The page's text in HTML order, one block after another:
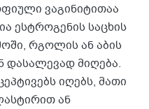
ვაგინიტითაა
ესტროგენის საცხის
რგოლის ან აბის
დასალევად მიღება.
იღებს, მათი
ან